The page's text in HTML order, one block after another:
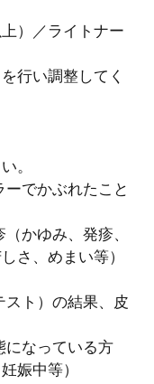
）／ライトナー
行い調整してく
。
でかぶれたこと
かゆみ、発疹、
さ、めまい等）
ト）の結果、皮
なっている方
娠中等）